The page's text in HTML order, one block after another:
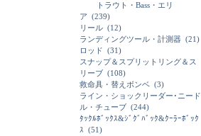
トラウト・Bass・エリ
ア (239)
リール (12)
ランディングツール・計測器 (21)
ロッド (31)
スナップ＆スプリットリング＆ス
リーブ (108)
救命具・替えボンベ (3)
ライン・ショックリーダー･ニード
ル・チューブ (244)
ﾀｯｸﾙﾎﾞｯｸｽ&ｼﾞｸﾞﾊﾞｯｸ&ｸｰﾗｰﾎﾞｯｸ
ｽ (51)